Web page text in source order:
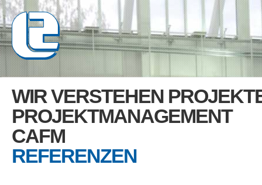
WIR VERSTEHEN
PROJEKTMANAGEMENT
CAFM
REFERENZEN